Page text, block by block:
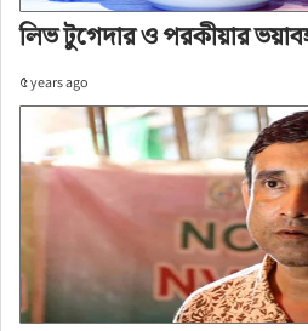
লিভ টুগেদার ও পরকীয়ার
৫ years ago